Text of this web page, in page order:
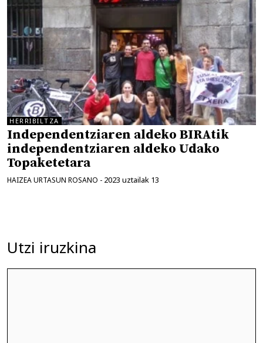
HERRIBILTZA
Independentziaren aldeko BIRAtik
independentziaren aldeko Udako
Topaketetara
HAIZEA URTASUN ROSANO - 2023 uztailak 13
Utzi iruzkina